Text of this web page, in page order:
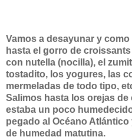
Vamos a desayunar y
hasta el gorro de
con nutella (nocilla), el
tostadito, los yogures, las
mermeladas de todo tipo,
Salimos hasta los orejas
estaba un poco
pegado al Océano
de humedad matutina.